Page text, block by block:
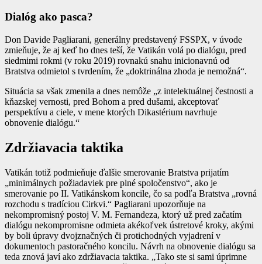
Dialóg ako pasca?
Don Davide Pagliarani, generálny predstavený FSSPX, v úvode
zmieňuje, že aj keď ho dnes teší, že Vatikán volá po dialógu, pred
siedmimi rokmi (v roku 2019) rovnakú snahu inicionavnú od
Bratstva odmietol s tvrdením, že „doktrinálna zhoda je nemožná“.
Situácia sa však zmenila a dnes nemôže „z intelektuálnej čestnosti a
kňazskej vernosti, pred Bohom a pred dušami, akceptovať
perspektívu a ciele, v mene ktorých Dikastérium navrhuje
obnovenie dialógu.“
Zdržiavacia taktika
Vatikán totiž podmieňuje ďalšie smerovanie Bratstva prijatím
„minimálnych požiadaviek pre plné spoločenstvo“, ako je
smerovanie po II. Vatikánskom koncile, čo sa podľa Bratstva „rovná
rozchodu s tradíciou Cirkvi.“ Pagliarani upozorňuje na
nekompromisný postoj V. M. Fernandeza, ktorý už pred začatím
dialógu nekompromisne odmieta akékoľvek ústretové kroky, akými
by boli úpravy dvojznačných či protichodných vyjadrení v
dokumentoch pastoračného koncilu. Návrh na obnovenie dialógu sa
teda znová javí ako zdržiavacia taktika. „Tako ste si sami úprimne